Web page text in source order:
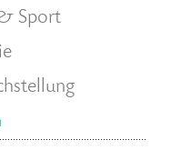
Sport